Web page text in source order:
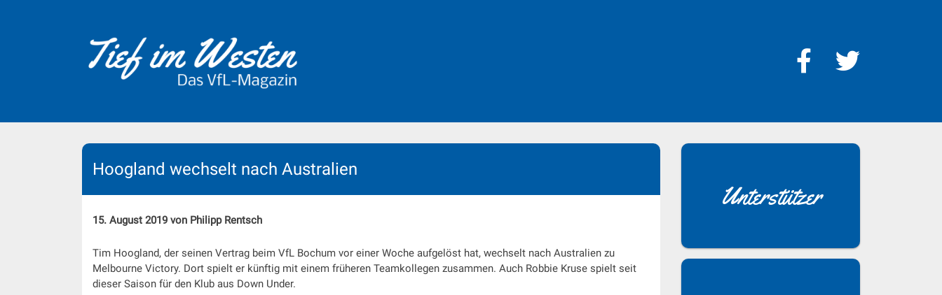
Hoogland wechselt nach Australien
15. August 2019 von Philipp Rentsch
Tim Hoogland, der seinen Vertrag beim VfL Bochum vor einer Woche aufgelöst hat, wechselt nach Australien zu
Melbourne Victory. Dort spielt er künftig mit einem früheren Teamkollegen zusammen. Auch Robbie Kruse spielt seit
dieser Saison für den Klub aus Down Under.
Unterstützer